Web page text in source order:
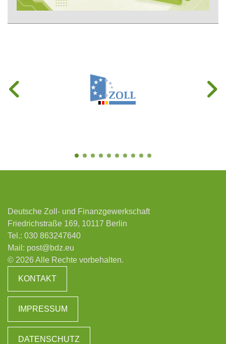
Deutsche Zoll- und Finanzgewerkschaft
Friedrichstraße 169, 10117 Berlin
Tel.: 030 863247640
Mail: post@bdz.eu
© 2026 Alle Rechte vorbehalten.
KONTAKT
IMPRESSUM
DATENSCHUTZ